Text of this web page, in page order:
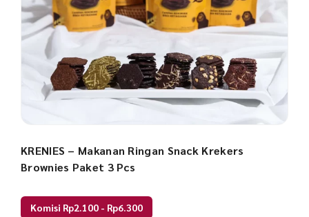
KRENIES – Makanan Ringan Snack Krekers
Brownies Paket 3 Pcs
Komisi Rp2.100 - Rp6.300